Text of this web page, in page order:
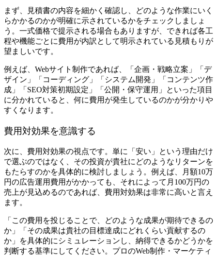
まず、見積書の内容を細かく確認し、どのような作業にいく
らかかるのかが明確に示されているかをチェックしましょ
う。一式価格で提示される場合もありますが、できれば各工
程や機能ごとに費用が内訳として明示されている見積もりが
望ましいです。
例えば、Webサイト制作であれば、「企画・戦略立案」「デ
ザイン」「コーディング」「システム開発」「コンテンツ作
成」「SEO対策初期設定」「公開・保守運用」といった項目
に分かれていると、何に費用が発生しているのかが分かりや
すくなります。
費用対効果を意識する
次に、費用対効果の視点です。単に「安い」という理由だけ
で選ぶのではなく、その投資が貴社にどのようなリターンを
もたらすのかを具体的に検討しましょう。例えば、月額10万
円の広告運用費用がかかっても、それによって月100万円の
売上が見込めるのであれば、費用対効果は非常に高いと言え
ます。
「この費用を投じることで、どのような成果が期待できるの
か」「その成果は貴社の目標達成にどれくらい貢献するの
か」を具体的にシミュレーションし、納得できるかどうかを
判断する基準にしてください。プロのWeb制作・マーケティ